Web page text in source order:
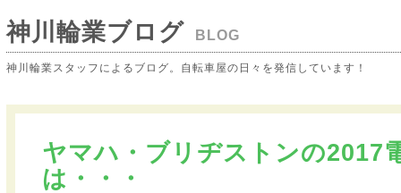
神川輪業ブログ BLOG
神川輪業スタッフによるブログ。自転車屋の日々を発信しています！
ヤマハ・ブリヂストンの2017
は・・・